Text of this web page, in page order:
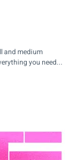
and medium
you need...